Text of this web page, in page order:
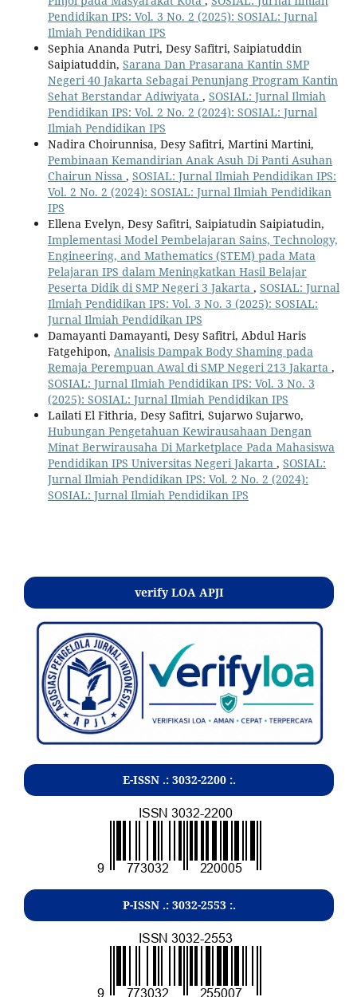
Pendidikan IPS: Vol. 3 No. 2 (2025): SOSIAL: Jurnal
Ilmiah Pendidikan IPS
Sephia Ananda Putri, Desy Safitri, Saipiatuddin
Saipiatuddin, Sarana Dan Prasarana Kantin SMP
Negeri 40 Jakarta Sebagai Penunjang Program Kantin
Sehat Berstandar Adiwiyata , SOSIAL: Jurnal Ilmiah
Pendidikan IPS: Vol. 2 No. 2 (2024): SOSIAL: Jurnal
Ilmiah Pendidikan IPS
Nadira Choirunnisa, Desy Safitri, Martini Martini,
Pembinaan Kemandirian Anak Asuh Di Panti Asuhan
Chairun Nissa , SOSIAL: Jurnal Ilmiah Pendidikan IPS:
Vol. 2 No. 2 (2024): SOSIAL: Jurnal Ilmiah Pendidikan
IPS
Ellena Evelyn, Desy Safitri, Saipiatudin Saipiatudin,
Implementasi Model Pembelajaran Sains, Technology,
Engineering, and Mathematics (STEM) pada Mata
Pelajaran IPS dalam Meningkatkan Hasil Belajar
Peserta Didik di SMP Negeri 3 Jakarta , SOSIAL: Jurnal
Ilmiah Pendidikan IPS: Vol. 3 No. 3 (2025): SOSIAL:
Jurnal Ilmiah Pendidikan IPS
Damayanti Damayanti, Desy Safitri, Abdul Haris
Fatgehipon, Analisis Dampak Body Shaming pada
Remaja Perempuan Awal di SMP Negeri 213 Jakarta ,
SOSIAL: Jurnal Ilmiah Pendidikan IPS: Vol. 3 No. 3
(2025): SOSIAL: Jurnal Ilmiah Pendidikan IPS
Lailati El Fithria, Desy Safitri, Sujarwo Sujarwo,
Hubungan Pengetahuan Kewirausahaan Dengan
Minat Berwirausaha Di Marketplace Pada Mahasiswa
Pendidikan IPS Universitas Negeri Jakarta , SOSIAL:
Jurnal Ilmiah Pendidikan IPS: Vol. 2 No. 2 (2024):
SOSIAL: Jurnal Ilmiah Pendidikan IPS
verify LOA APJI
E-ISSN .: 3032-2200:.
P-ISSN .: 3032-2553:.